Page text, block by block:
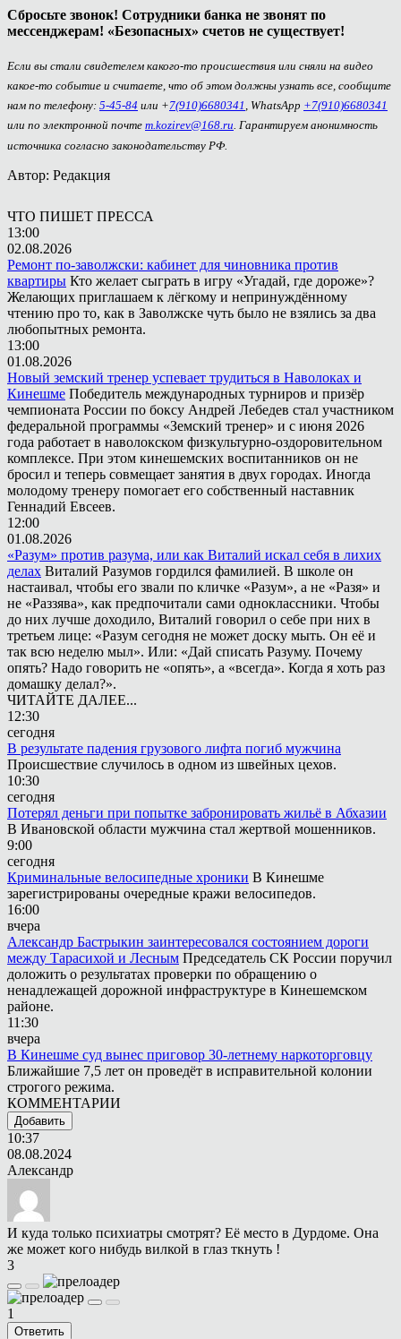
Сбросьте звонок! Сотрудники банка не звонят по
мессенджерам! «Безопасных» счетов не существует!
Если вы стали свидетелем какого-то происшествия или сняли на видео
какое-то событие и считаете, что об этом должны узнать все, сообщите
нам по телефону: 5-45-84 или +7(910)6680341 , WhatsApp +7(910)6680341
или по электронной почте m.kozirev@168.ru. Гарантируем анонимность
источника согласно законодательству РФ.
Автор: Редакция
ЧТО ПИШЕТ ПРЕССА
13:00
02.08.2026
Ремонт по-заволжски: кабинет для чиновника против
квартиры Кто желает сыграть в игру «Угадай, где дороже»?
Желающих приглашаем к лёгкому и непринуждённому
чтению про то, как в Заволжске чуть было не взялись за два
любопытных ремонта.
13:00
01.08.2026
Новый земский тренер успевает трудиться в Наволоках и
Кинешме Победитель международных турниров и призёр
чемпионата России по боксу Андрей Лебедев стал участником
федеральной программы «Земский тренер» и с июня 2026
года работает в наволокском физкультурно-оздоровительном
комплексе. При этом кинешемских воспитанников он не
бросил и теперь совмещает занятия в двух городах. Иногда
молодому тренеру помогает его собственный наставник
Геннадий Евсеев.
12:00
01.08.2026
«Разум» против разума, или как Виталий искал себя в лихих
делах Виталий Разумов гордился фамилией. В школе он
настаивал, чтобы его звали по кличке «Разум», а не «Разя» и
не «Раззява», как предпочитали сами одноклассники. Чтобы
до них лучше доходило, Виталий говорил о себе при них в
третьем лице: «Разум сегодня не может доску мыть. Он её и
так всю неделю мыл». Или: «Дай списать Разуму. Почему
опять? Надо говорить не «опять», а «всегда». Когда я хоть раз
домашку делал?».
ЧИТАЙТЕ ДАЛЕЕ...
12:30
сегодня
В результате падения грузового лифта погиб мужчина
Происшествие случилось в одном из швейных цехов.
10:30
сегодня
Потерял деньги при попытке забронировать жильё в Абхазии
В Ивановской области мужчина стал жертвой мошенников.
9:00
сегодня
Криминальные велосипедные хроники В Кинешме
зарегистрированы очередные кражи велосипедов.
16:00
вчера
Александр Бастрыкин заинтересовался состоянием дороги
между Тарасихой и Лесным Председатель СК России поручил
доложить о результатах проверки по обращению о
ненадлежащей дорожной инфраструктуре в Кинешемском
районе.
11:30
вчера
В Кинешме суд вынес приговор 30-летнему наркоторговцу
Ближайшие 7,5 лет он проведёт в исправительной колонии
строгого режима.
КОММЕНТАРИИ
Добавить
10:37
08.08.2024
Александр
И куда только психиатры смотрят? Её место в Дурдоме. Она
же может кого нибудь вилкой в глаз ткнуть !
3
1
Ответить